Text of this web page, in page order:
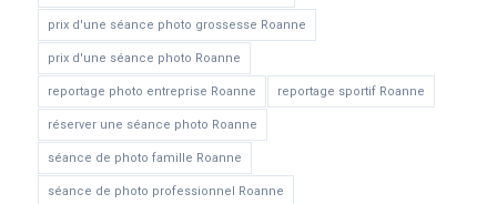
prix d'une séance photo grossesse Roanne
prix d'une séance photo Roanne
reportage photo entreprise Roanne reportage sportif Roanne
réserver une séance photo Roanne
séance de photo famille Roanne
séance de photo professionnel Roanne